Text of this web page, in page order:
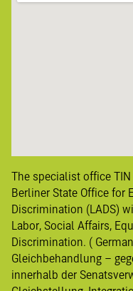
The specialist office
Berliner State Office for
Discrimination (LADS)
Labor, Social Affairs,
Discrimination. (
Gleichbehandlung –
innerhalb der